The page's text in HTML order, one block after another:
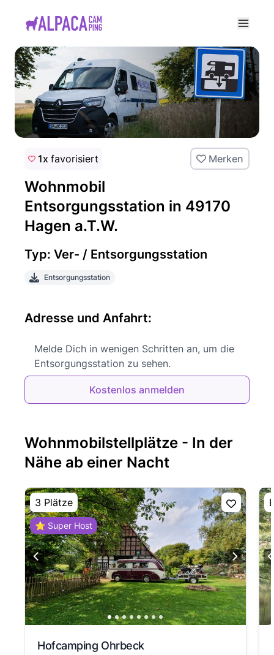
Wohnmobil
Entsorgungsstation in 49170
Hagen a.T.W.
1x favorisiert Merken
Typ: Ver- / Entsorgungsstation
Entsorgungsstation
Adresse und Anfahrt:
Melde Dich in wenigen Schritten an, um die
Entsorgungsstation zu sehen.
Kostenlos anmelden
Wohnmobilstellplätze - In der
Nähe ab einer Nacht
3 Plätze
⭐ Super Host
Hofcamping Ohrbeck